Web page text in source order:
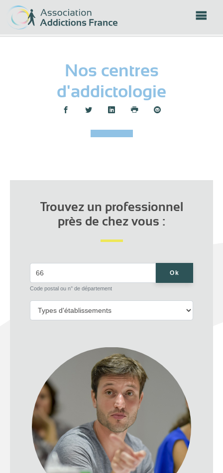
Nos centres
d'addictologie
Partager :
Trouvez un professionnel
près de chez vous :
Ok
Code postal ou n° de département
Panneau de gestion des cookies